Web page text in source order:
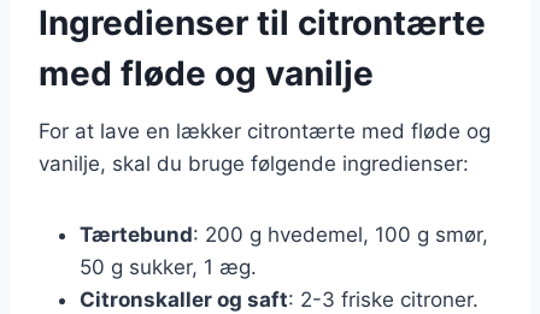
Ingredienser til citrontærte
med fløde og vanilje
For at lave en lækker citrontærte med fløde og
vanilje, skal du bruge følgende ingredienser:
Tærtebund: 200 g hvedemel, 100 g smør,
50 g sukker, 1 æg.
Citronskaller og saft: 2-3 friske citroner.